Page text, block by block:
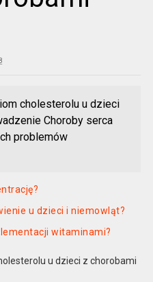
cholesterolu u dzieci
Choroby serca
problemów
u dzieci i niemowląt?
witaminami?
u dzieci z chorobami